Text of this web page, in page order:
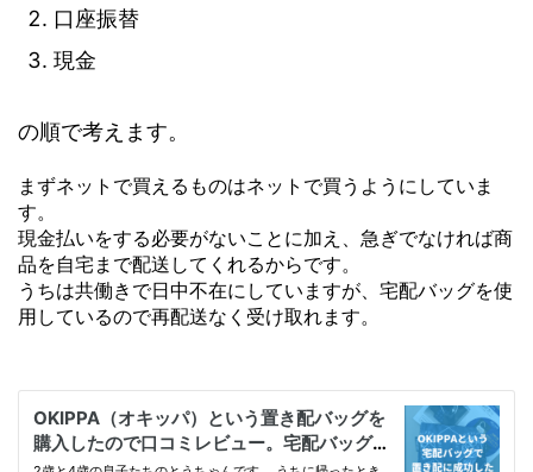
口座振替
現金
の順で考えます。
まずネットで買えるものはネットで買うようにしていま
す。
現金払いをする必要がないことに加え、急ぎでなければ商
品を自宅まで配送してくれるからです。
うちは共働きで日中不在にしていますが、宅配バッグを使
用しているので再配送なく受け取れます。